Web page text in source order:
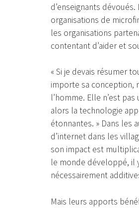
d’enseignants
organisations de
les organisations
contentant d’aider et
« Si je devais résumer
importe sa conception,
l’homme. Elle n’est
alors la technologie
étonnantes. » Dans les
d’internet dans les
son impact est
le monde développé, il
nécessairement
Mais leurs apports